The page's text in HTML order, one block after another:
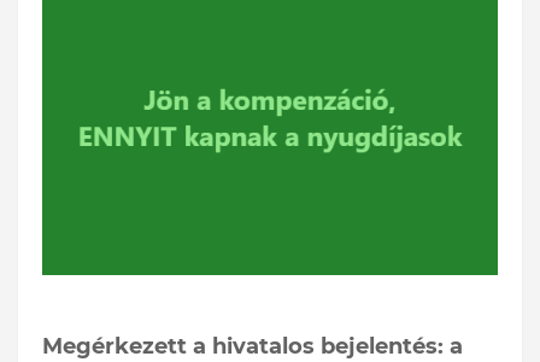
Megérkezett a hivatalos bejelentés: a